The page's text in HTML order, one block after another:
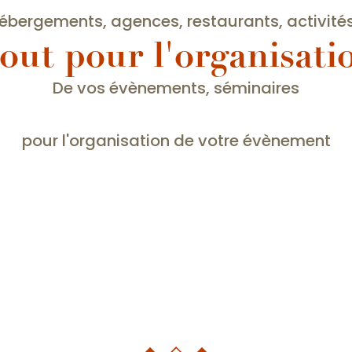
agences, restaurants,
pour
De vos évènements, séminaires
pour l'organisation de votre évènement